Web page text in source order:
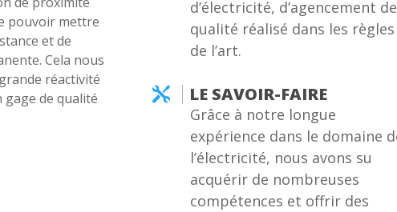
pouvoir mettre
et de
Cela nous
réactivité
gage de qualité
d’électricité, d’agencement de
qualité réalisé dans les règles
de l’art.
 LE SAVOIR-FAIRE
Grâce à notre longue
expérience dans le domaine
l’électricité, nous avons su
acquérir de nombreuses
compétences et offrir des